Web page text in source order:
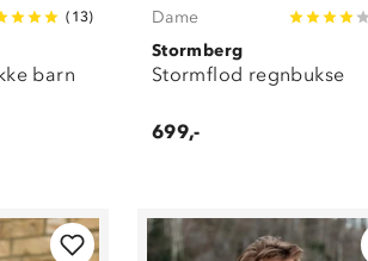
Utstyr
Vinterdresser
Vintersko (116)
( 13)
barn
Dame
Stormberg
Stormflod regnbukse
699,-